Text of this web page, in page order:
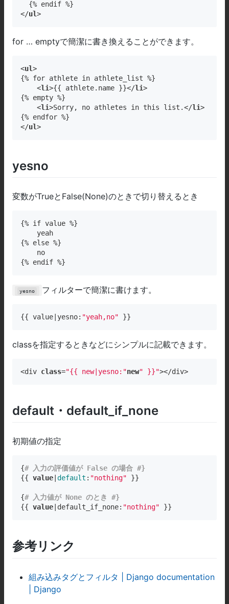
  {% endif %}
</ul>
for … emptyで簡潔に書き換えることができます。
<ul>
{% for athlete in athlete_list %}
    <
li>{{ athlete.name }}</li>
{% empty %}
    <
li>Sorry, no athletes in this list.</li>
{% endfor %}
</ul>
yesno
変数がTrueとFalse(None)のときで切り替えるとき
{% if value %}
    yeah
{% else %}
    no
{% endif %}
yesno フィルターで簡潔に書けます。
{{ value|yesno: "yeah,no" }}
classを指定するときなどにシンプルに記載できます。
<div class="{{ new|yesno:"new" }}"></div>
default・default_if_none
初期値の指定
{# 入力の評価値が False の場合 #}
{{ value default : "nothing" }}
{# 入力値が None のとき #}
{{ value |default_if_none: "nothing" }}
参考リンク
組み込みタグとフィルタ | Django documentation
| Django